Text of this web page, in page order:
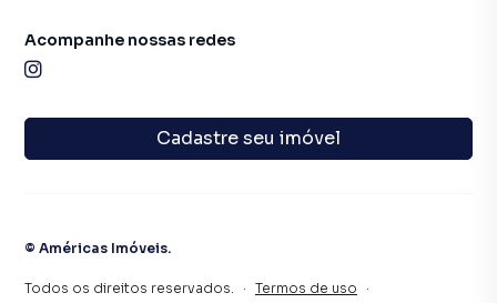
Cadastre seu imóvel
Acompanhe nossas redes
© Américas Imóveis.
Todos os direitos reservados. · Termos de uso ·